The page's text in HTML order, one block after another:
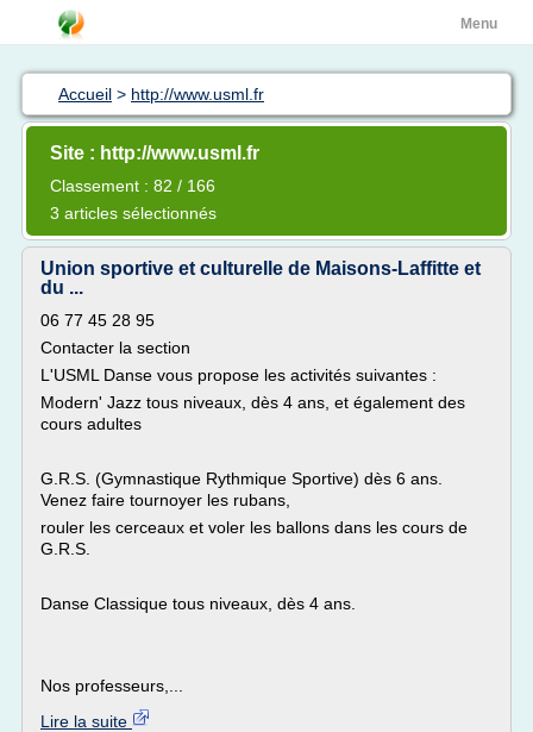
Menu
Accueil > http://www.usml.fr
Site : http://www.usml.fr
Classement : 82 / 166
3 articles sélectionnés
Union sportive et culturelle de Maisons-Laffitte et
du ...
06 77 45 28 95
Contacter la section
L'USML Danse vous propose les activités suivantes :
Modern' Jazz tous niveaux, dès 4 ans, et également des
cours adultes
G.R.S. (Gymnastique Rythmique Sportive) dès 6 ans.
Venez faire tournoyer les rubans,
rouler les cerceaux et voler les ballons dans les cours de
G.R.S.
Danse Classique tous niveaux, dès 4 ans.
Nos professeurs,...
Lire la suite